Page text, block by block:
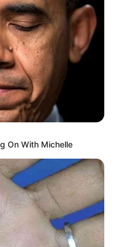
IBAGUÉ
On With Michelle